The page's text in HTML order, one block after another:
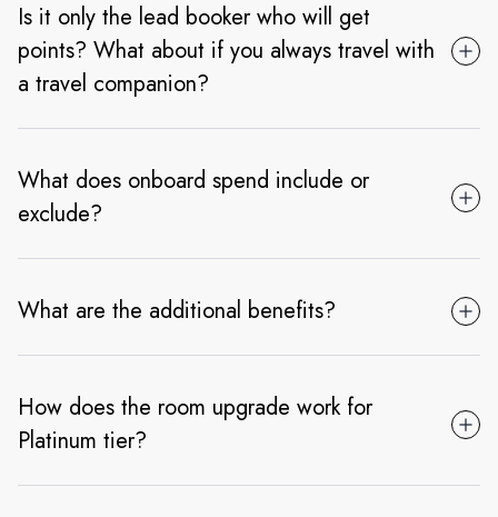
Is it only the lead booker who will get
points? What about if you always travel with
a travel companion?
What does onboard spend include or
exclude?
What are the additional benefits?
How does the room upgrade work for
Platinum tier?